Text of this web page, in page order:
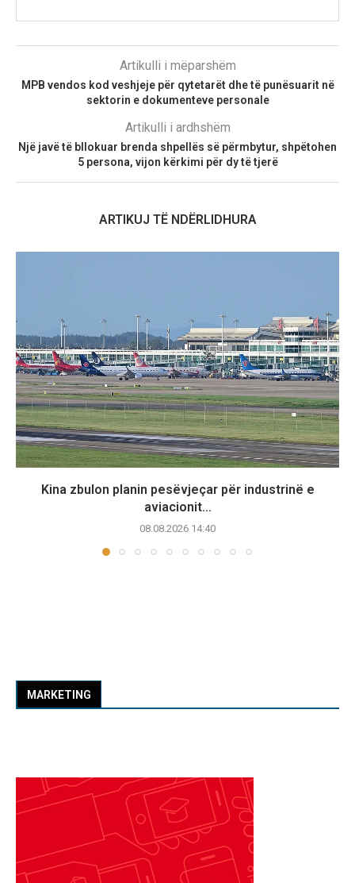
Artikulli i mëparshëm
MPB vendos kod veshjeje për qytetarët dhe të punësuarit në
sektorin e dokumenteve personale
Artikulli i ardhshëm
Një javë të bllokuar brenda shpellës së përmbytur, shpëtohen
5 persona, vijon kërkimi për dy të tjerë
ARTIKUJ TË NDËRLIDHURA
Kina zbulon planin pesëvjeçar për industrinë e
aviacionit...
08.08.2026 14:40
MARKETING